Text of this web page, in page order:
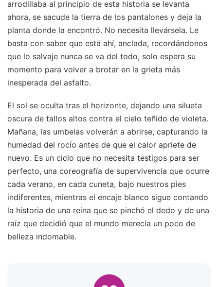
arrodillaba al principio de esta historia se levanta
ahora, se sacude la tierra de los pantalones y deja la
planta donde la encontró. No necesita llevársela. Le
basta con saber que está ahí, anclada, recordándonos
que lo salvaje nunca se va del todo, solo espera su
momento para volver a brotar en la grieta más
inesperada del asfalto.
El sol se oculta tras el horizonte, dejando una silueta
oscura de tallos altos contra el cielo teñido de violeta.
Mañana, las umbelas volverán a abrirse, capturando la
humedad del rocío antes de que el calor apriete de
nuevo. Es un ciclo que no necesita testigos para ser
perfecto, una coreografía de supervivencia que ocurre
cada verano, en cada cuneta, bajo nuestros pies
indiferentes, mientras el encaje blanco sigue contando
la historia de una reina que se pinchó el dedo y de una
raíz que decidió que el mundo merecía un poco de
belleza indomable.